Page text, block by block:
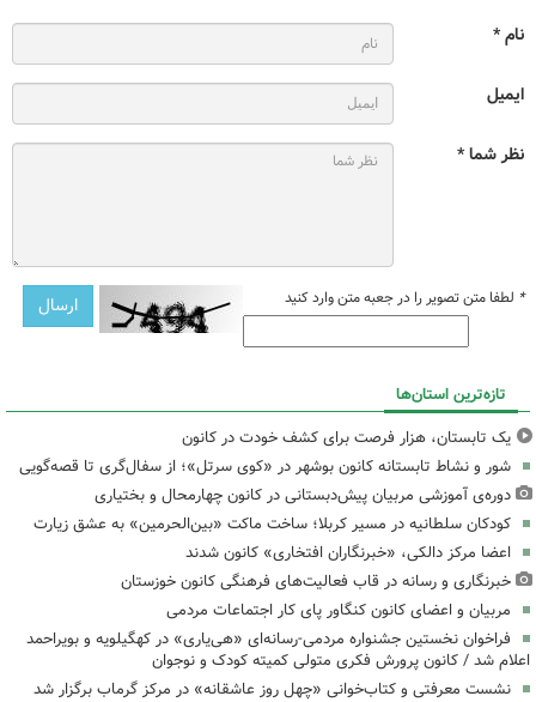
نام *
ایمیل
نظر شما *
* لطفا متن تصویر را در جعبه متن وارد کنید
تازه‌ترین استان‌ها
یک تابستان، هزار فرصت برای کشف خودت در کانون
شور و نشاط تابستانه کانون بوشهر در «کوی سرتل»؛ از سفال‌گری تا قصه‌گویی
دوره‌ی آموزشی مربیان پیش‌دبستانی در کانون چهارمحال و بختیاری
کودکان سلطانیه در مسیر کربلا؛ ساخت ماکت «بین‌الحرمین» به عشق زیارت
اعضا مرکز دالکی، «خبرنگاران افتخاری» کانون شدند
خبرنگاری و رسانه در قاب فعالیت‌های فرهنگی کانون خوزستان
مربیان و اعضای کانون کنگاور پای کار اجتماعات مردمی
فراخوان نخستین جشنواره مردمی-رسانه‌ای «هی‌یاری» در کهگیلویه و بویراحمد
اعلام شد / کانون پرورش فکری متولی کمیته کودک و نوجوان
نشست معرفتی و کتاب‌خوانی «چهل روز عاشقانه» در مرکز گرماب برگزار شد